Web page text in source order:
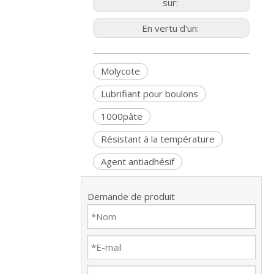
sur:
En vertu d'un:
Molycote
Lubrifiant pour boulons
1000pâte
Résistant à la température
Agent antiadhésif
Demande de produit